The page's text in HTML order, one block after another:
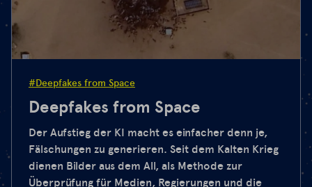
#Deepfakes from Space
Deepfakes from Space
Der Aufstieg der KI macht es einfacher denn je,
Fälschungen zu generieren. Seit dem Kalten Krieg
dienen Bilder aus dem All, als Methode zur
Überprüfung für Medien, Regierungen und die